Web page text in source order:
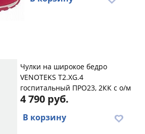
Чулки на широкое бедро
VENOTEKS T2.XG.4
госпитальный ПРО23, 2КК с о/м
4 790 руб.
В корзину